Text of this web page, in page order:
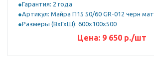
Гарантия: 2 года
Артикул: Майра П15 50/60 GR-012 черн мат
Размеры (ВхГхШ): 600х100х500
Цена: 9 650 р./шт